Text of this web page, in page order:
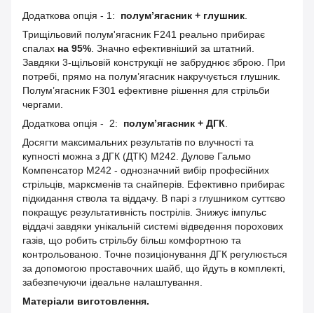
Додаткова опція - 1: полум’ягасник + глушник
Трищільовий полум'ягасник F241 реально прибирає
спалах на 95% . Значно ефективніший за штатний.
Завдяки 3-щільовій конструкції не забруднює зброю. При
потребі, прямо на полум’ягасник накручується глушник.
Полум’ягасник F301 ефективне рішення для стрільби
чергами.
Додаткова опція - 2: полум’ягасник + ДГК
Досягти максимальних результатів по влучності та
купності можна з ДГК (ДТК) M242. Дулове Гальмо
Компенсатор M242 - однозначний вибір професійних
стрільців, марксменів та снайперів. Ефективно прибирає
підкидання ствола та віддачу. В парі з глушником суттєво
покращує результативність пострілів. Знижує імпульс
віддачі завдяки унікальній системі відведення порохових
газів, що робить стрільбу більш комфортною та
контрольованою. Точне позиціонування ДГК регулюється
за допомогою проставочних шайб, що йдуть в комплекті,
забезпечуючи ідеальне налаштування.
Матеріали виготовлення.